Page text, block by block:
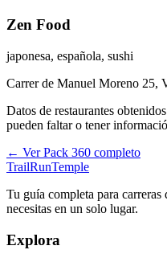
Zen Food
japonesa, española, sushi
Carrer de Manuel Moreno 25,
Datos de restaurantes
pueden faltar o tener
← Ver Pack 360 completo
TrailRunTemple
Tu guía completa para
necesitas en un solo lugar.
Explora